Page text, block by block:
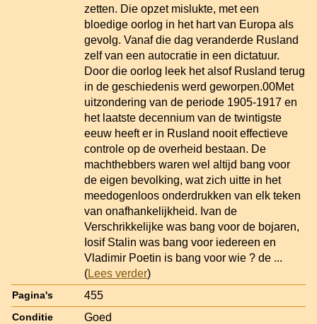
zetten. Die opzet mislukte, met een
bloedige oorlog in het hart van Europa als
gevolg. Vanaf die dag veranderde Rusland
zelf van een autocratie in een dictatuur.
Door die oorlog leek het alsof Rusland terug
in de geschiedenis werd geworpen.00Met
uitzondering van de periode 1905-1917 en
het laatste decennium van de twintigste
eeuw heeft er in Rusland nooit effectieve
controle op de overheid bestaan. De
machthebbers waren wel altijd bang voor
de eigen bevolking, wat zich uitte in het
meedogenloos onderdrukken van elk teken
van onafhankelijkheid. Ivan de
Verschrikkelijke was bang voor de bojaren,
Iosif Stalin was bang voor iedereen en
Vladimir Poetin is bang voor wie ? de ...
(Lees verder)
Pagina's 455
Conditie Goed